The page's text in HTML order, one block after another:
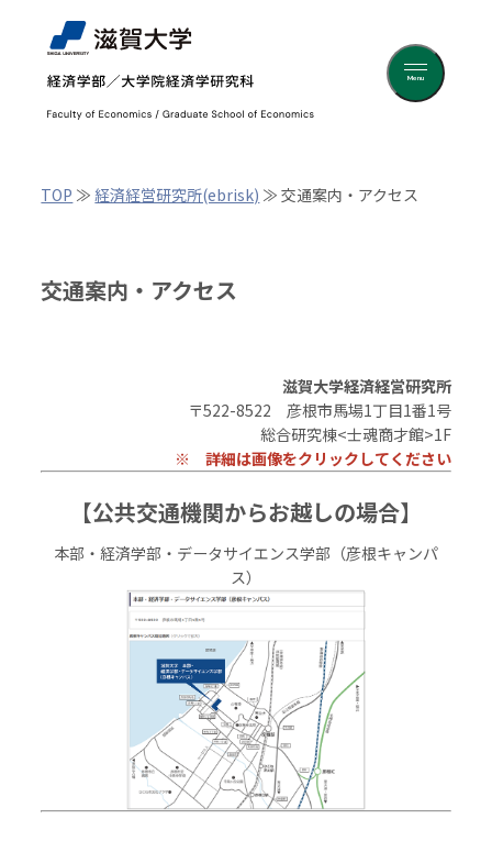
Menu
TOP ≫経済経営研究所(ebrisk) ≫ 交通案内・アクセス
交通案内・アクセス
滋賀大学経済経営研究所
〒522-8522 彦根市馬場1丁目1番1号
総合研究棟<士魂商才館>1F
※ 詳細は画像をクリックしてください
【公共交通機関からお越しの場合】
本部・経済学部・データサイエンス学部（彦根キャンパ
ス）